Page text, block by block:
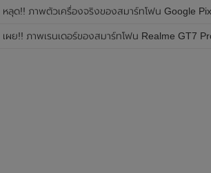
หลุด!! ภาพตัวเครื่องจริงของสมาร์ทโฟน Google Pixel 9a โชว์ดีไซน์ใหม่ กล้องหลังแบนราบ ไม่มีกรอบของกล้อ
เผย!! ภาพเรนเดอร์ของสมาร์ทโฟน Realme GT7 Pro โชว์ให้เห็นดีไซน์ใหม่ พร้อมเผยรายละเอียดสเปกที่สำคัญบ